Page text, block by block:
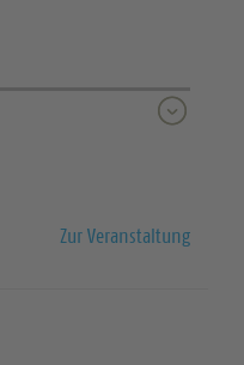
Zur Veranstaltung